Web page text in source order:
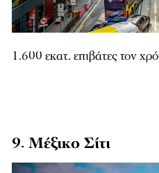
1.600 εκατ. επιβάτες τον
9. Μέξικο Σίτι